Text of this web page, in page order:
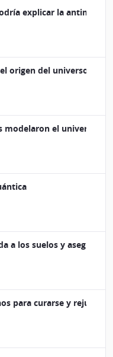
explicar la
origen del universo
modelaron el universo
a los suelos y aseguran
para curarse y